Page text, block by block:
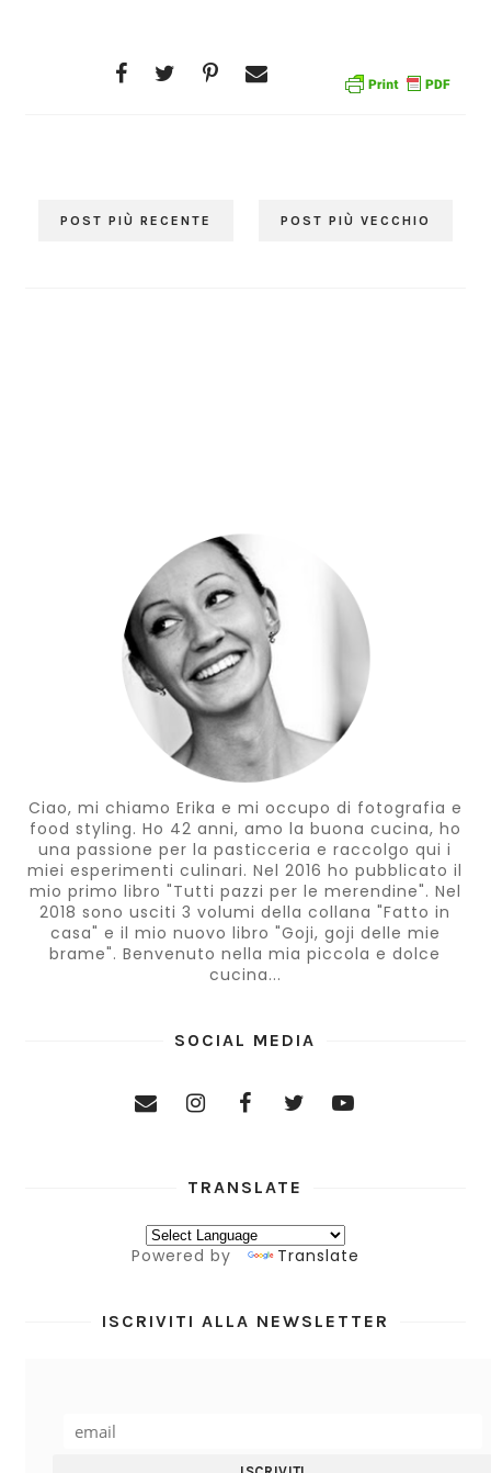
POST PIÙ RECENTE POST PIÙ VECCHIO
Ciao, mi chiamo Erika e mi occupo di fotografia e
food styling. Ho 42 anni, amo la buona cucina, ho
una passione per la pasticceria e raccolgo qui i
miei esperimenti culinari. Nel 2016 ho pubblicato il
mio primo libro "Tutti pazzi per le merendine". Nel
2018 sono usciti 3 volumi della collana "Fatto in
casa" e il mio nuovo libro "Goji, goji delle mie
brame". Benvenuto nella mia piccola e dolce
cucina...
SOCIAL MEDIA
TRANSLATE
Powered by Translate
ISCRIVITI ALLA NEWSLETTER